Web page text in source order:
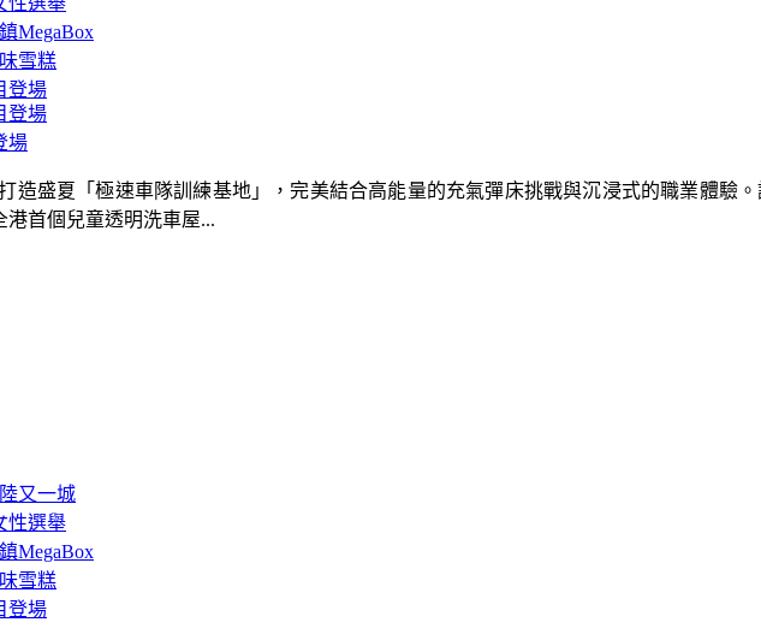
場
造盛夏「極速車隊訓練基地」，完美結合高能量的充氣彈床挑戰與沉浸式的職業體驗
首個兒童透明洗車屋...